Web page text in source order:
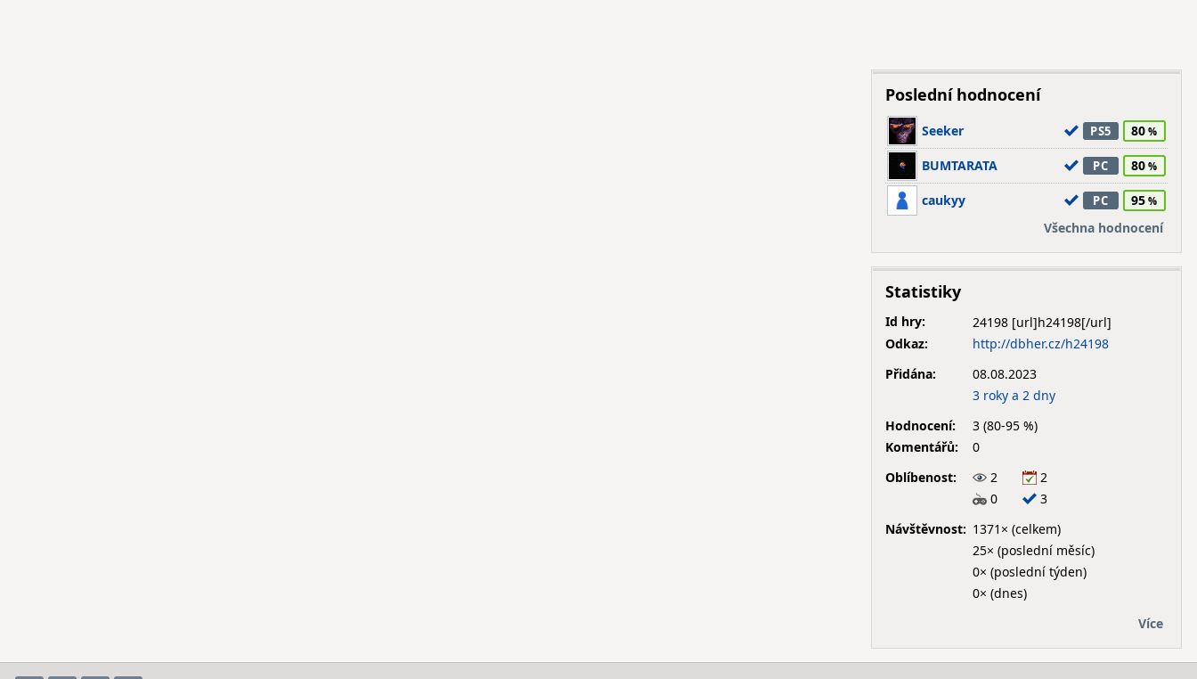
Poslední hodnocení
Seeker PS5 80
BUMTARATA PC 80
caukyy PC
95
Všechna hodnocení
Statistiky
Id hry:
24198
Odkaz:
http://dbher.cz/h24198
Přidána:
08.08.2023
3 roky a 2 dny
Hodnocení:
3 (80-95 %)
Komentářů:
0
Oblíbenost:
2
2
0
3
Návštěvnost: 1371× (celkem)
25× (poslední měsíc)
0× (poslední týden)
0× (dnes)
Více